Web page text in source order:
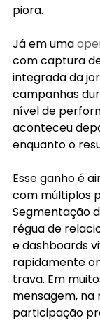
piora.
Já em uma
com captura
integrada da
campanhas
nível de
aconteceu
enquanto o
Esse ganho é
com múltiplos
Segmentação
régua de
e dashboards
rapidamente
trava. Em
mensagem, na
participação